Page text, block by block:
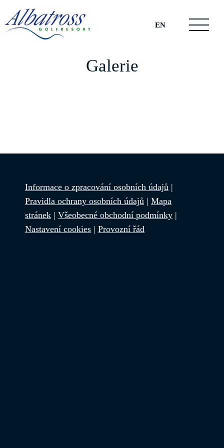
EN
Galerie
Informace o zpracování osobních údajů |
Pravidla ochrany osobních údajů | Mapa
stránek | Všeobecné obchodní podmínky |
Nastavení cookies | Provozní řád